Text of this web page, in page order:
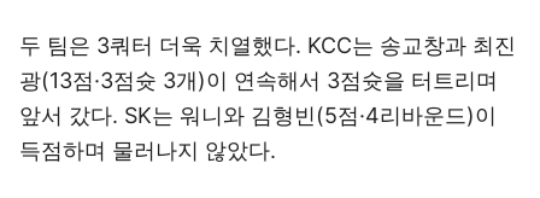
두 팀은 3쿼터 더욱 치열했다. KCC는 송교창과 최진
광(13점·3점슛 3개)이 연속해서 3점슛을 터트리며
앞서 갔다. SK는 워니와 김형빈(5점·4리바운드)이
득점하며 물러나지 않았다.